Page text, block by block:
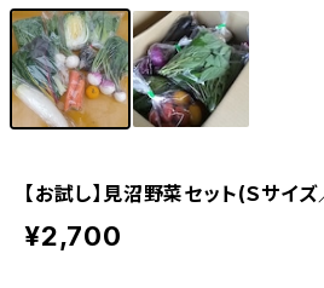
【お試し】見沼野菜セット(Ｓサイ
¥2,700